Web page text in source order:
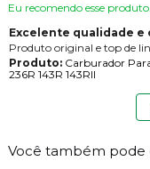
Eu recomendo esse produto.
Excelente qualidade e
Produto original e top de
Produto:Carburador
236R 143R 143RII
Você também pode